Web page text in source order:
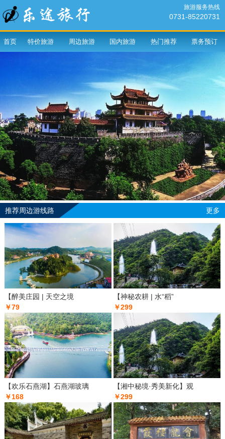
旅游服务热线
0731-85220731
首页 特价旅游 周边旅游 国内旅游 热门推荐 票务预订
推荐周边游线路 更多
【醉美庄园 | 天空之境
￥79
【神秘农耕 | 水“稻”
￥299
【欢乐石燕湖】石燕湖玻璃
￥168
【湘中秘境·秀美新化】观
￥299